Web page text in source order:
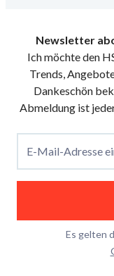
Newsletter
Ich möchte den
Trends,
Dankeschön
Abmeldung ist
E-Mail-Adresse
Es gelten